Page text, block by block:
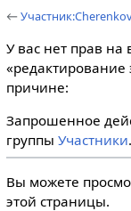
←
У вас нет прав
причине:
Запрошенное
группы Участники.
Вы можете
этой страницы.